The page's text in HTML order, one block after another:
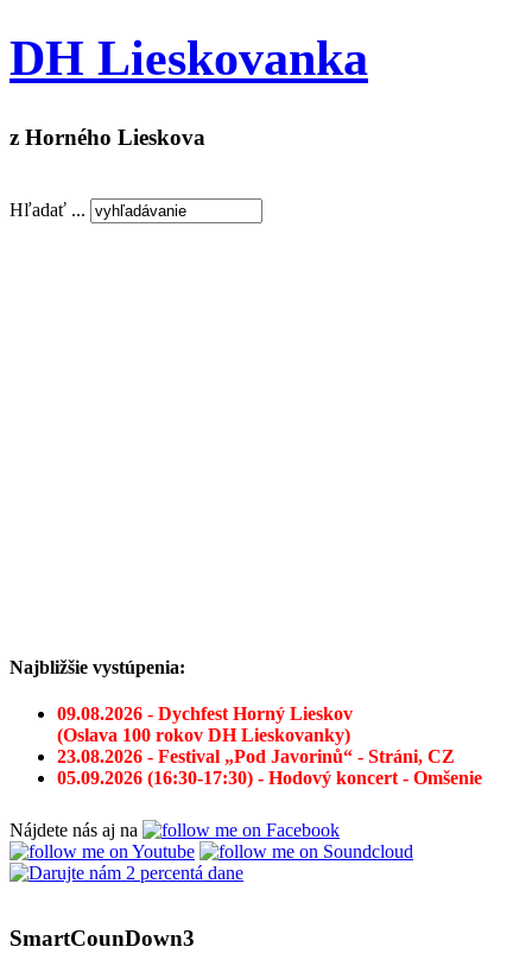
DH Lieskovanka
z Horného Lieskova
Hľadať ...
Najbližšie vystúpenia:
09.08.2026 - Dychfest Horný Lieskov
(Oslava 100 rokov DH Lieskovanky)
23.08.2026 - Festival „Pod Javorinů“ - Stráni, CZ
05.09.2026 (16:30-17:30) - Hodový koncert - Omšenie
Nájdete nás aj na
SmartCounDown3